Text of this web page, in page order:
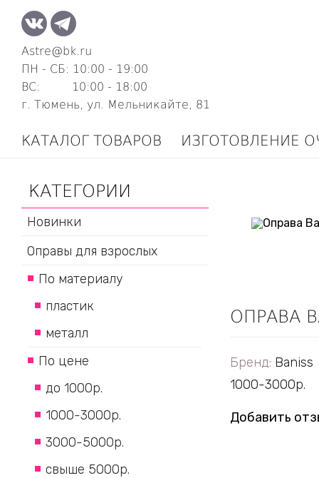
Astre@bk.ru
ПН - СБ: 10:00 - 19:00
ВС: 10:00 - 18:00
г. Тюмень, ул. Мельникайте, 81
КАТАЛОГ ТОВАРОВ ИЗГОТОВЛЕНИЕ
ОПРАВА
Бренд: Baniss
1000-3000р.
Добавить
КАТЕГОРИИ
Новинки
Оправы для взрослых
По материалу
пластик
металл
По цене
до 1000р.
1000-3000р.
3000-5000р.
свыше 5000р.